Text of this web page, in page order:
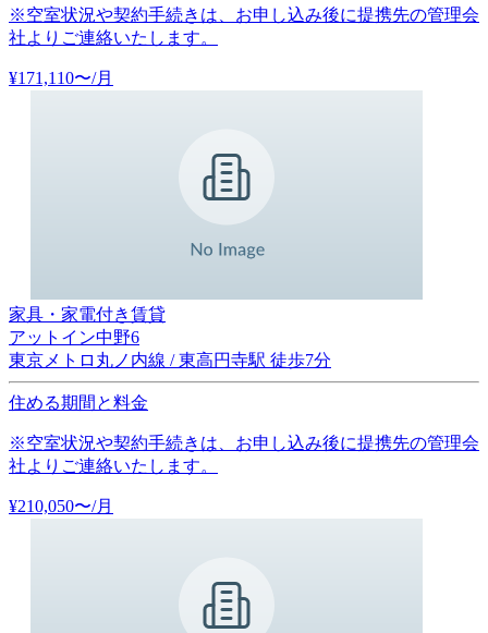
※空室状況や契約手続きは、お申し込み後に提携先の管理会
社よりご連絡いたします。
¥171,110〜/月
家具・家電付き賃貸
アットイン中野6
東京メトロ丸ノ内線 / 東高円寺駅 徒歩7分
住める期間と料金
※空室状況や契約手続きは、お申し込み後に提携先の管理会
社よりご連絡いたします。
¥210,050〜/月